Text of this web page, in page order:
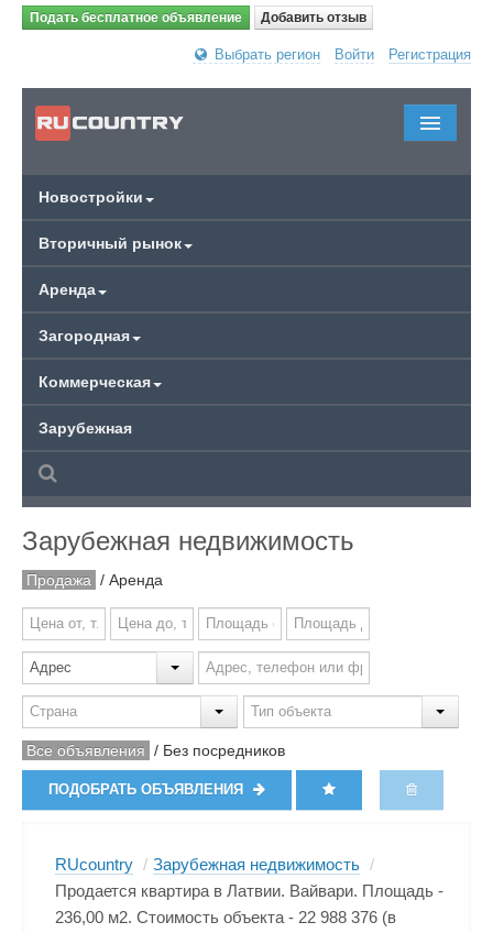
Подать бесплатное объявление Добавить отзыв
Выбрать регион Войти Регистрация
Новостройки
Вторичный рынок
Аренда
Загородная
Коммерческая
Зарубежная
Зарубежная недвижимость
Продажа / Аренда
Все объявления / Без посредников
ПОДОБРАТЬ ОБЪЯВЛЕНИЯ
RUcountry / Зарубежная недвижимость /
Продается квартира в Латвии. Вайвари. Площадь -
236,00 м2. Стоимость объекта - 22 988 376 (в